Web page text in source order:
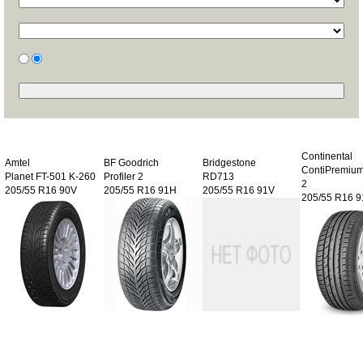
Amtel
Planet FT-501 K-260
205/55 R16 90V
BF Goodrich
Profiler 2
205/55 R16 91H
Bridgestone
RD713
205/55 R16 91V
Continental
2
205/55 R16